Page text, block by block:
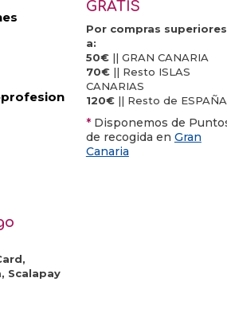
GRATIS
Por compras superiores
a:
50€|| GRAN CANARIA
70€|| Resto ISLAS
CANARIAS
120€|| Resto de ESPAÑA
* Disponemos de
de recogida en Gran
Canaria
Scalapay